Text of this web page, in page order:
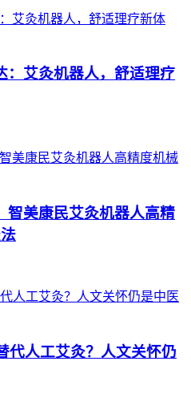
：艾灸机器人，舒适理疗
智美康民艾灸机器人高精
代人工艾灸？人文关怀仍